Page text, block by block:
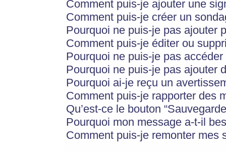
Comment puis-je ajouter une
Comment puis-je créer un
Pourquoi ne puis-je pas ajouter
Comment puis-je éditer ou
Pourquoi ne puis-je pas
Pourquoi ne puis-je pas ajouter
Pourquoi ai-je reçu un
Comment puis-je rapporter des
Qu’est-ce le bouton
Pourquoi mon message a-t-il
Comment puis-je remonter mes